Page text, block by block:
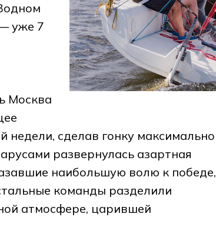
уже 7
Москва
недели, сделав гонку максимально
развернулась азартная
наибольшую волю к победе,
команды разделили
атмосфере, царившей